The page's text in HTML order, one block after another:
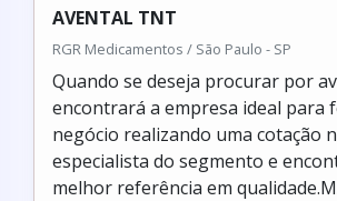
AVENTAL TNT
RGR Medicamentos / São Paulo - SP
Quando se deseja procurar por
encontrará a empresa ideal para
negócio realizando uma cotação
especialista do segmento e
melhor referência em